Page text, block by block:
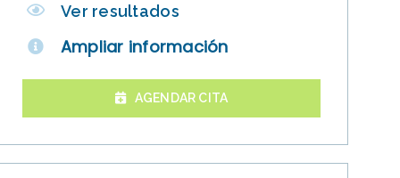
Ver resultados
Ampliar información
AGENDAR CITA